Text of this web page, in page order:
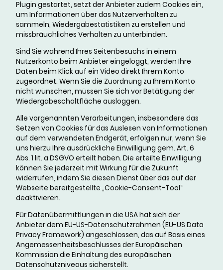
Plugin gestartet, setzt der Anbieter zudem Cookies ein,
um Informationen über das Nutzerverhalten zu
sammeln, Wiedergabestatistiken zu erstellen und
missbräuchliches Verhalten zu unterbinden.
Sind Sie während Ihres Seitenbesuchs in einem
Nutzerkonto beim Anbieter eingeloggt, werden Ihre
Daten beim Klick auf ein Video direkt Ihrem Konto
zugeordnet. Wenn Sie die Zuordnung zu Ihrem Konto
nicht wünschen, müssen Sie sich vor Betätigung der
Wiedergabeschaltfläche ausloggen.
Alle vorgenannten Verarbeitungen, insbesondere das
Setzen von Cookies für das Auslesen von Informationen
auf dem verwendeten Endgerät, erfolgen nur, wenn Sie
uns hierzu Ihre ausdrückliche Einwilligung gem. Art. 6
Abs. 1 lit. a DSGVO erteilt haben. Die erteilte Einwilligung
können Sie jederzeit mit Wirkung für die Zukunft
widerrufen, indem Sie diesen Dienst über das auf der
Webseite bereitgestellte „Cookie-Consent-Tool“
deaktivieren.
Für Datenübermittlungen in die USA hat sich der
Anbieter dem EU-US-Datenschutzrahmen (EU-US Data
Privacy Framework) angeschlossen, das auf Basis eines
Angemessenheitsbeschlusses der Europäischen
Kommission die Einhaltung des europäischen
Datenschutzniveaus sicherstellt.